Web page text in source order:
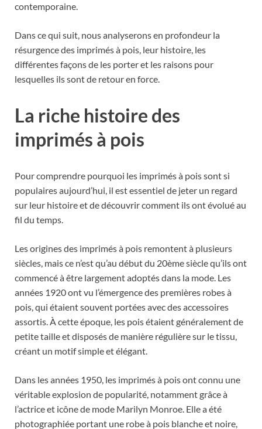
contemporaine.
Dans ce qui suit, nous analyserons en profondeur la
résurgence des imprimés à pois, leur histoire, les
différentes façons de les porter et les raisons pour
lesquelles ils sont de retour en force.
La riche histoire des
imprimés à pois
Pour comprendre pourquoi les imprimés à pois sont si
populaires aujourd’hui, il est essentiel de jeter un regard
sur leur histoire et de découvrir comment ils ont évolué au
fil du temps.
Les origines des imprimés à pois remontent à plusieurs
siècles, mais ce n’est qu’au début du 20ème siècle qu’ils ont
commencé à être largement adoptés dans la mode. Les
années 1920 ont vu l’émergence des premières robes à
pois, qui étaient souvent portées avec des accessoires
assortis. À cette époque, les pois étaient généralement de
petite taille et disposés de manière régulière sur le tissu,
créant un motif simple et élégant.
Dans les années 1950, les imprimés à pois ont connu une
véritable explosion de popularité, notamment grâce à
l’actrice et icône de mode Marilyn Monroe. Elle a été
photographiée portant une robe à pois blanche et noire,